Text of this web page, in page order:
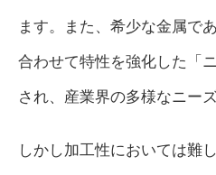
ます。また、希少な金属で
合わせて特性を強化した「
され、産業界の多様なニー
しかし加工性においては難